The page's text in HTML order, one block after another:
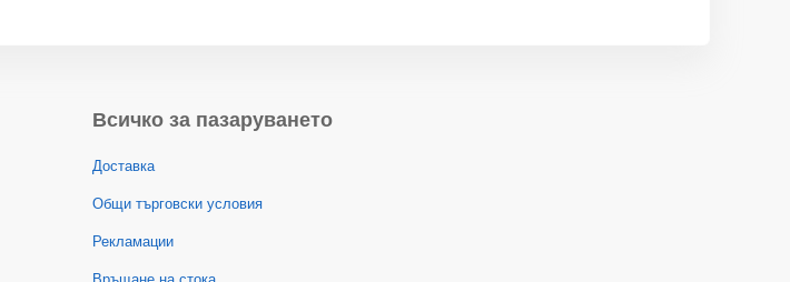
Всичко за пазаруването
Доставка
Общи търговски условия
Рекламации
Връщане на стока